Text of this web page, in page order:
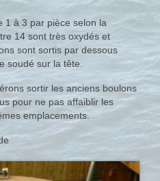
1 à 3 par pièce selon la
14 sont très oxydés et
sont sortis par dessous
soudé sur la tête.
sortir les anciens boulons
pour ne pas affaiblir les
emplacements.